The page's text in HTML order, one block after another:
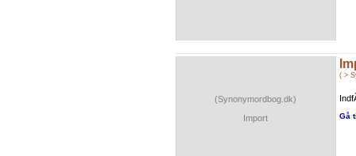
(Synonymordbog.dk)
Import
( >
Gå